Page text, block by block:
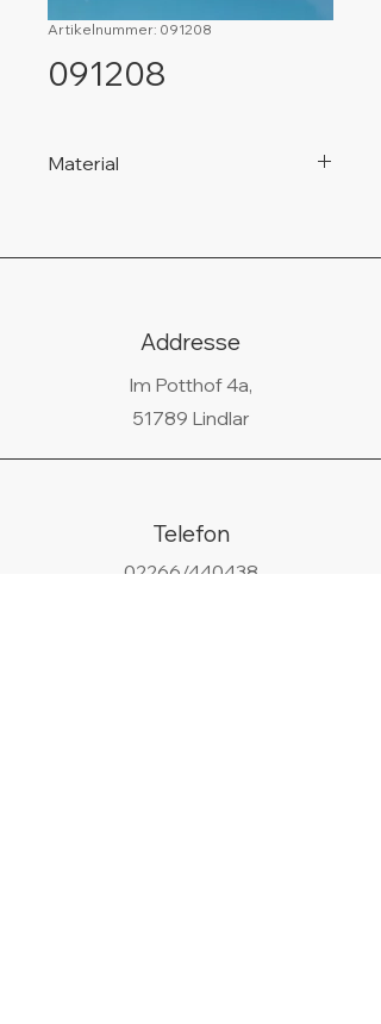
Artikelnummer: 091208
091208
Material
Addresse
Im Potthof 4a,
51789 Lindlar
Telefon
02266/440438